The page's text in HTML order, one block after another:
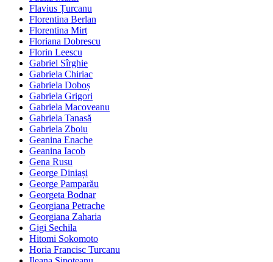
Flavius Țurcanu
Florentina Berlan
Florentina Mirt
Floriana Dobrescu
Florin Leescu
Gabriel Sîrghie
Gabriela Chiriac
Gabriela Doboș
Gabriela Grigori
Gabriela Macoveanu
Gabriela Tanasă
Gabriela Zboiu
Geanina Enache
Geanina Iacob
Gena Rusu
George Diniași
George Pamparău
Georgeta Bodnar
Georgiana Petrache
Georgiana Zaharia
Gigi Sechila
Hitomi Sokomoto
Horia Francisc Turcanu